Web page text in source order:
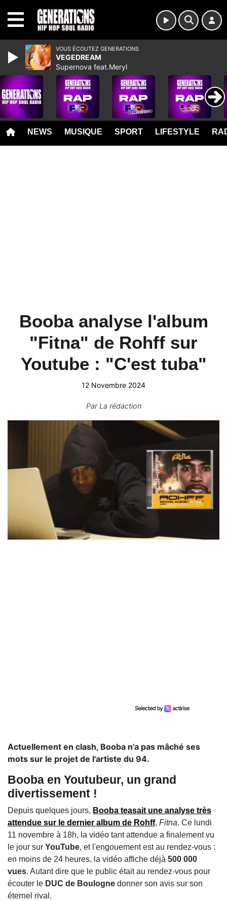
NEWS MUSIQUE SPORT LIFESTYLE
Booba analyse l'album
"Fitna" de Rohff sur
Youtube : "C'est tuba"
12 Novembre 2024
ParLa rédaction
Actuellement en clash, Booba n'a pas mâché ses
mots sur le projet de l'artiste du 94.
Booba en Youtubeur, un grand
divertissement !
Depuis quelques jours, Booba teasait une analyse très
attendue sur le dernier album de Rohff, Fitna. Ce lundi
11 novembre à 18h, la vidéo tant attendue a finalement vu
le jour sur YouTube, et l'engouement est au rendez-vous :
en moins de 24 heures, la vidéo affiche déjà 500 000
vues. Autant dire que le public était au rendez-vous pour
écouter le DUC de Boulogne donner son avis sur son
éternel rival.
VOUS ÉCOUTEZ GENERATIONS
VEGEDREAM
Supernova feat.Meryl